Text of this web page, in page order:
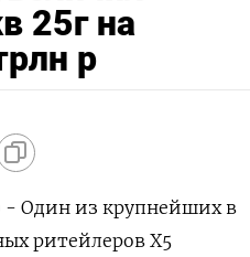
25г на
р
- Один из крупнейших в
ритейлеров X5